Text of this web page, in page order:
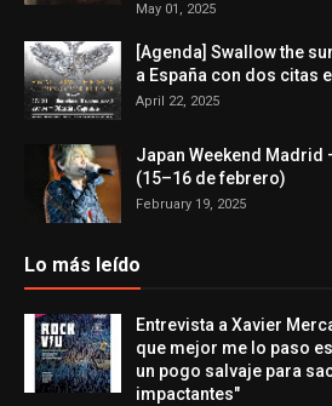
May 01, 2025
[Agenda] Swallow the
a España con dos citas
April 22, 2025
Japan Weekend Madrid
(15–16 de febrero)
February 19, 2025
Lo más leído
Entrevista a Xavier
que mejor me lo paso
un pogo salvaje para
impactantes"